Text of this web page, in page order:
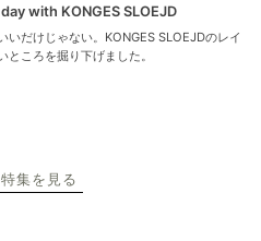
with KONGES SLOEJD
いだけじゃない。KONGES SLOEJDのレイ
ところを掘り下げました。
集を見る